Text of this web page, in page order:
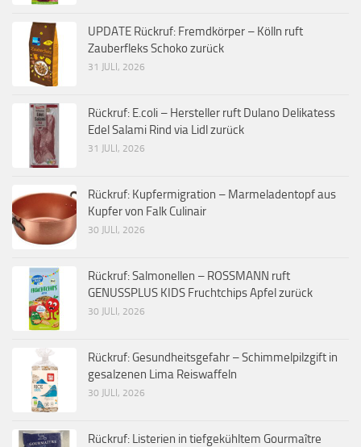
UPDATE Rückruf: Fremdkörper – Kölln ruft
Zauberfleks Schoko zurück
31 JULI, 2026
Rückruf: E.coli – Hersteller ruft Dulano Delikatess
Edel Salami Rind via Lidl zurück
31 JULI, 2026
Rückruf: Kupfermigration – Marmeladentopf aus
Kupfer von Falk Culinair
30 JULI, 2026
Rückruf: Salmonellen – ROSSMANN ruft
GENUSSPLUS KIDS Fruchtchips Apfel zurück
30 JULI, 2026
Rückruf: Gesundheitsgefahr – Schimmelpilzgift in
gesalzenen Lima Reiswaffeln
30 JULI, 2026
Rückruf: Listerien in tiefgekühltem Gourmaître